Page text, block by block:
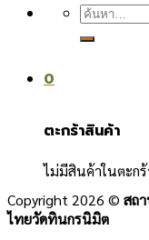
ค้นหา:
0
ตะกร้าสินค้า
ไม่มีสินค้าในตะกร้
Copyright 2026 © สถ
ไทยวัดทินกรนิมิต